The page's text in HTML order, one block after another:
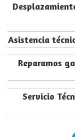
Asistencia
Reparamos
Servicio